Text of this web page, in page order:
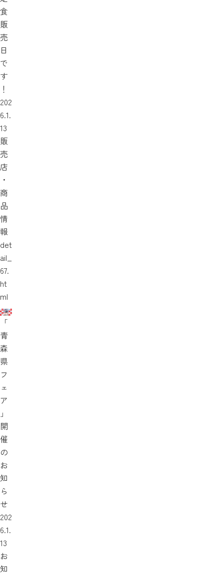
食
販
売
日
で
す
！
202
6.1.
13
販
売
店
・
商
品
情
報
det
ail_
67.
ht
ml
「
青
森
県
フ
ェ
ア
」
開
催
の
お
知
ら
せ
202
6.1.
13
お
知